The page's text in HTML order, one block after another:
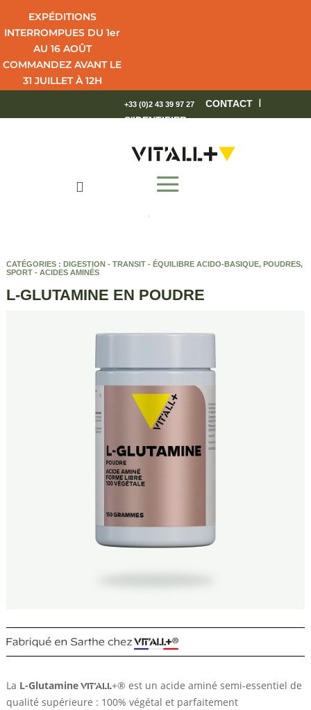
EXPÉDITIONS
INTERROMPUES DU 1er
AU 16 AOÛT
COMMANDEZ AVANT LE
31 JUILLET À 12H
+33 (0)2 43 39 97 27 CONTACT I
S'IDENTIFIER

CATÉGORIES : DIGESTION - TRANSIT - ÉQUILIBRE ACIDO-BASIQUE, POUDRES,
SPORT - ACIDES AMINÉS
L-GLUTAMINE EN POUDRE
La L-Glutamine VIT’ALL+® est un acide aminé semi-essentiel de
qualité supérieure : 100% végétal et parfaitement